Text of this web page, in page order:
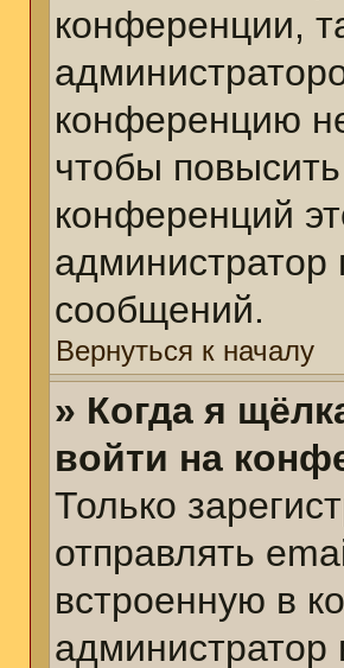
конференции,
конференцию
чтобы
конференций
администратор
сообщений.
Вернуться к началу
» Когда я
войти на
Только
отправлять
встроенную в